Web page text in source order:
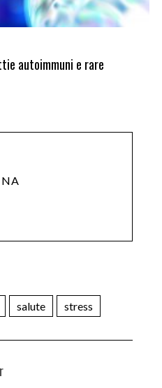
autoimmuni e rare
salute stress